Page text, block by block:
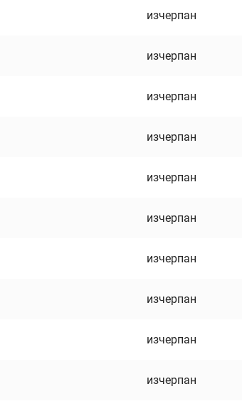
изчерпан
изчерпан
изчерпан
изчерпан
изчерпан
изчерпан
изчерпан
изчерпан
изчерпан
изчерпан